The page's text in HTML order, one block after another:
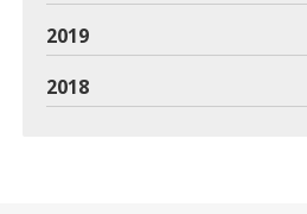
2019
2018